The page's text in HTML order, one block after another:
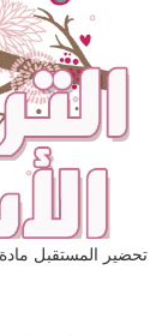
تحضير المستقبل